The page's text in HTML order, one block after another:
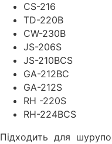
CS-216
TD-220B
CW-230B
JS-206S
JS-210BCS
GA-212BC
GA-212S
RH -220S
RH-224BCS
Підходить для